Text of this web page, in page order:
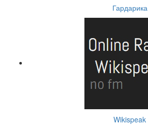
Гардарика
Wikispeak